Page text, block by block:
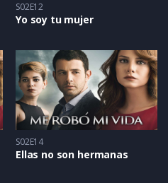
S02E12
Yo soy tu mujer
S02E14
Ellas no son hermanas